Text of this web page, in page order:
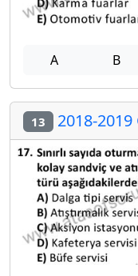
A B
13 2018-2019